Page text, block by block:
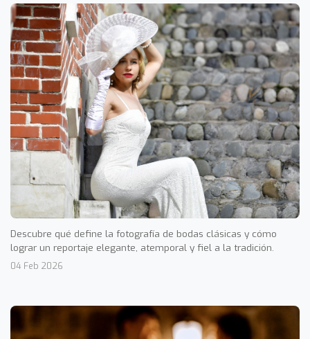
Descubre qué define la fotografía de bodas clásicas y cómo
lograr un reportaje elegante, atemporal y fiel a la tradición.
04 Feb 2026